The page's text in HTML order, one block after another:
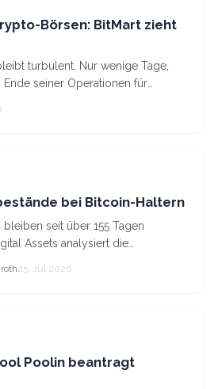
Börsen: BitMart zieht
turbulent. Nur wenige Tage,
Ende seiner Operationen für
gegeben hat, zieht nun die
bei Bitcoin-Haltern
bleiben seit über 155 Tagen
Assets analysiert die
Kursverlusten und einem
25. Jul 2026
Poolin beantragt